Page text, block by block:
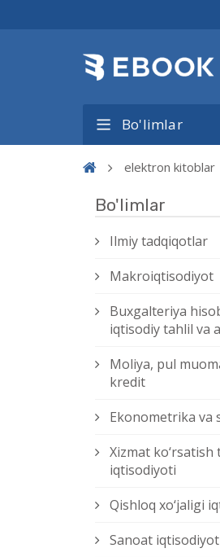
Bo'limlar
elektron kitoblar
Bo'limlar
Ilmiy tadqiqotlar
Makroiqtisodiyot
Buxgalteriya
iqtisodiy tahlil va
Moliya, pul
kredit
Ekonometrika va
Xizmat
iqtisodiyoti
Qishloq xо‘jaligi
Sanoat